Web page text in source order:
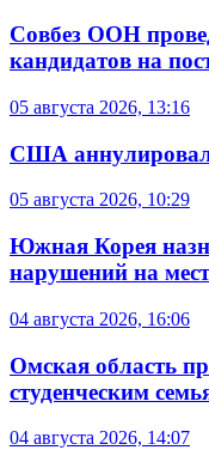
Совбез ООН
кандидатов на
05 августа 2026, 13:16
США
05 августа 2026, 10:29
Южная Корея
нарушений на
04 августа 2026, 16:06
Омская область
студенческим
04 августа 2026, 14:07